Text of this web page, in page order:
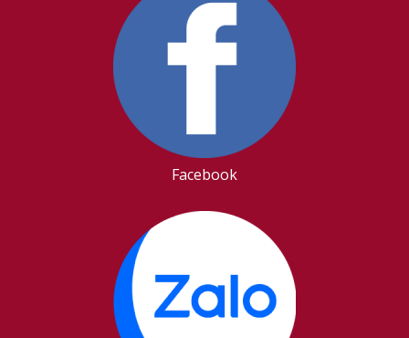
Facebook